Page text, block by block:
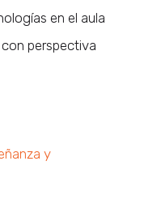
en el aula
perspectiva
y